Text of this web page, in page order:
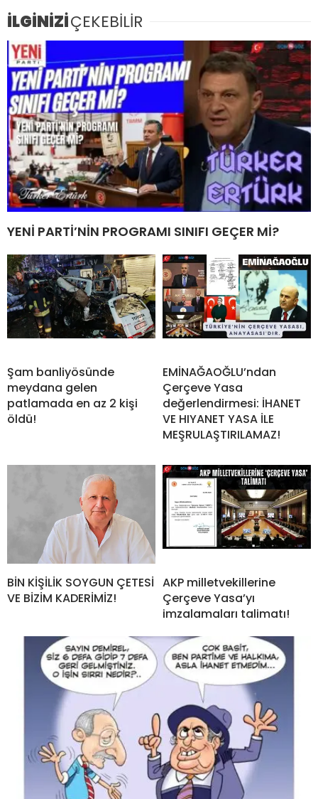
İLGİNİZİÇEKEBİLİR
YENİ PARTİ’NİN PROGRAMI SINIFI GEÇER Mİ?
Şam banliyösünde
meydana gelen
patlamada en az 2 kişi
öldü!
EMİNAĞAOĞLU’ndan
Çerçeve Yasa
değerlendirmesi: İHANET
VE HIYANET YASA İLE
MEŞRULAŞTIRILAMAZ!
BİN KİŞİLİK SOYGUN ÇETESİ
VE BİZİM KADERİMİZ!
AKP milletvekillerine
Çerçeve Yasa’yı
imzalamaları talimatı!